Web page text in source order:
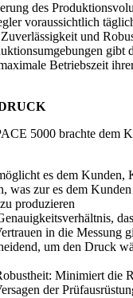
des
voraussichtlich
und
gibt
Betriebszeit
5000 brachte dem
es dem Kunden,
was zur es dem
produzieren
in die Messung
um den Druck
Minimiert die
der